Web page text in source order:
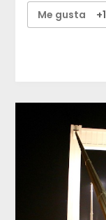
Me gusta +1